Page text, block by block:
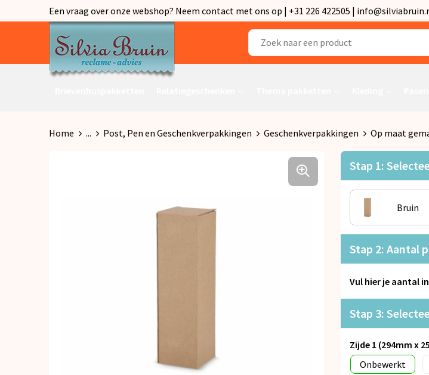
Een vraag over onze webshop? Neem contact met ons op | +31 226 422505 |
Home ... Post, Pen en Geschenkverpakkingen Geschenkverpakkingen Op maat
Stap 1:
Bruin
Stap 2: Aantal
Vul hier je aantal in
Stap 3:
Zijde 1 (294mm x
Onbewerkt